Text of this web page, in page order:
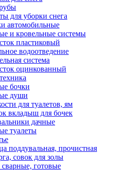
для уборки снега
автомобильные
и кровельные системы
пластиковый
водоотведение
система
оцинкованный
бочки
души
для туалетов, ям
вкладыш для бочек
дачные
туалеты
поддувальная, прочистная
совок для золы
готовые